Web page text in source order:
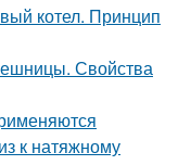
котел. Принцип
Свойства
к натяжному